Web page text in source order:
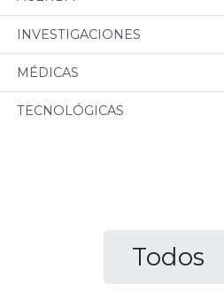
INVESTIGACIONES
MÉDICAS
TECNOLÓGICAS
Todos